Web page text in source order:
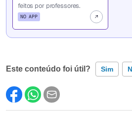
feitos por professores.
NO APP
Este conteúdo foi útil? Sim
Este conteúdo contém informação